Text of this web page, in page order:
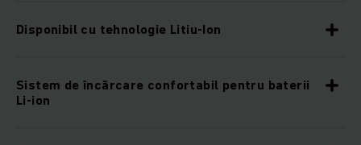
Disponibil cu tehnologie Litiu-Ion
Sistem de încărcare confortabil pentru baterii
Li-ion